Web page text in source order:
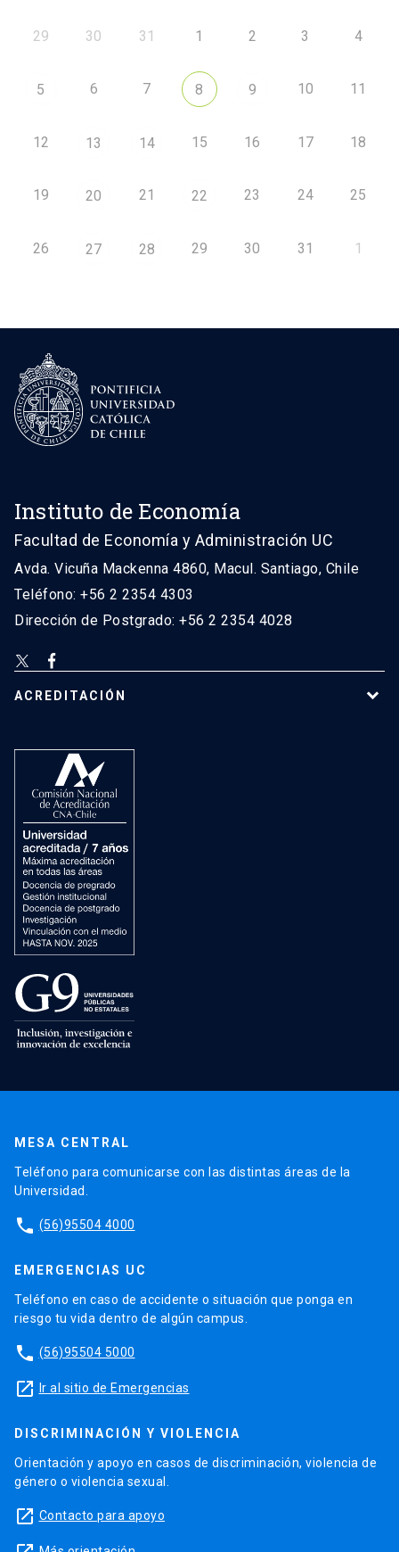
29 30 31 1 2 3 4
5 6 7 8 9 10 11
12 13 14 15 16 17 18
19 20 21 22 23 24 25
26 27 28 29 30 31 1
Instituto de Economía
Facultad de Economía y Administración UC
Avda. Vicuña Mackenna 4860, Macul. Santiago, Chile
Teléfono: +56 2 2354 4303
Dirección de Postgrado: +56 2 2354 4028
ACREDITACIÓN
MESA CENTRAL
Teléfono para comunicarse con las distintas áreas de la
Universidad.
phone (56)95504 4000
EMERGENCIAS UC
Teléfono en caso de accidente o situación que ponga en
riesgo tu vida dentro de algún campus.
phone (56)95504 5000
launch Ir al sitio de Emergencias
DISCRIMINACIÓN Y VIOLENCIA
Orientación y apoyo en casos de discriminación, violencia de
género o violencia sexual.
launch Contacto para apoyo